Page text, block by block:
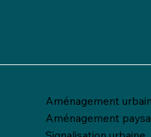
Aménagement urbain
Aménagement